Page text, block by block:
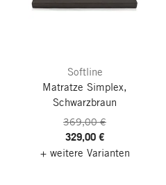
Softline
Matratze Simplex,
Schwarzbraun
369,00 €
329,00 €
+ weitere Varianten